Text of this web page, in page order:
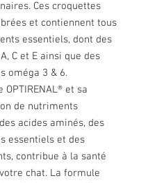
Ces croquettes
et contiennent tous
essentiels, dont des
C et E ainsi que des
oméga 3 & 6.
et sa
de nutriments
acides aminés, des
essentiels et des
contribue à la santé
chat. La formule